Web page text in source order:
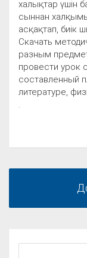
халықтар үшін
сыннан
асқақтап, биік
Скачать
разным
провести урок
составленный
литературе,